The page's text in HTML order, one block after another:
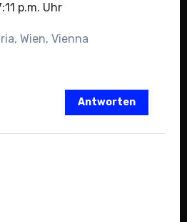
p.m. Uhr
Wien, Vienna
Antworten